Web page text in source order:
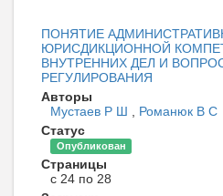
ПОНЯТИЕ
ЮРИСДИКЦИОННОЙ
ВНУТРЕННИХ ДЕЛ И
РЕГУЛИРОВАНИЯ
Авторы
Мустаев Р Ш
Романюк В С
Статус
Опубликован
Страницы
с 24 по 28